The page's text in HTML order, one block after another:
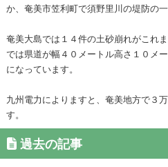
か、奄美市笠利町で須野里川の堤防の一
奄美大島では１４件の土砂崩れがこれ
では県道が幅４０メートル高さ１０メ
になっています。
九州電力によりますと、奄美地方で３
す。
過去の記事